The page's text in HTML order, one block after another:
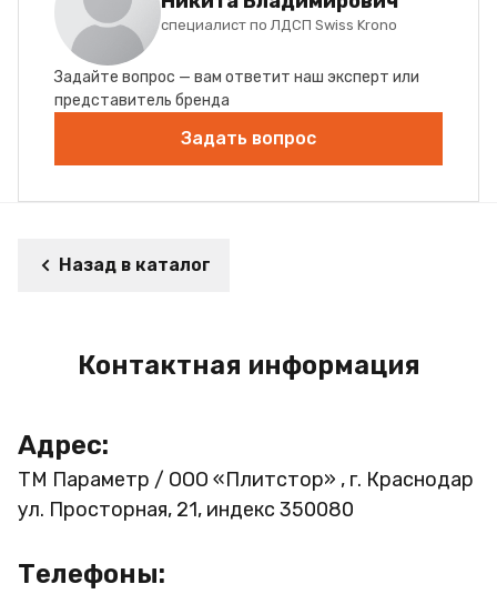
специалист по ЛДСП Swiss Krono
Задайте вопрос — вам ответит наш эксперт или
представитель бренда
Задать вопрос
Назад в каталог
Контактная информация
Адрес:
ТМ Параметр / ООО «Плитстор» , г. Краснодар
ул. Просторная, 21, индекс 350080
Телефоны: